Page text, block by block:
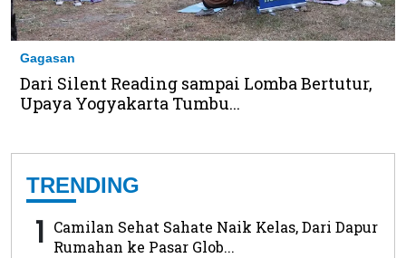
Gagasan
Dari Silent Reading sampai Lomba Bertutur,
Upaya Yogyakarta Tumbu...
TRENDING
1 Camilan Sehat Sahate Naik Kelas, Dari Dapur
Rumahan ke Pasar Glob...